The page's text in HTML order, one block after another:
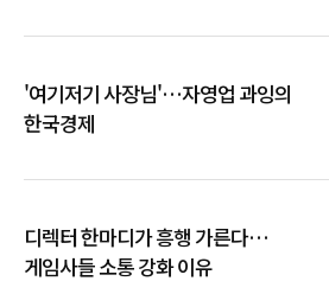
'여기저기 사장님'…자영업 과잉의
한국경제
디렉터 한마디가 흥행 가른다…
게임사들 소통 강화 이유